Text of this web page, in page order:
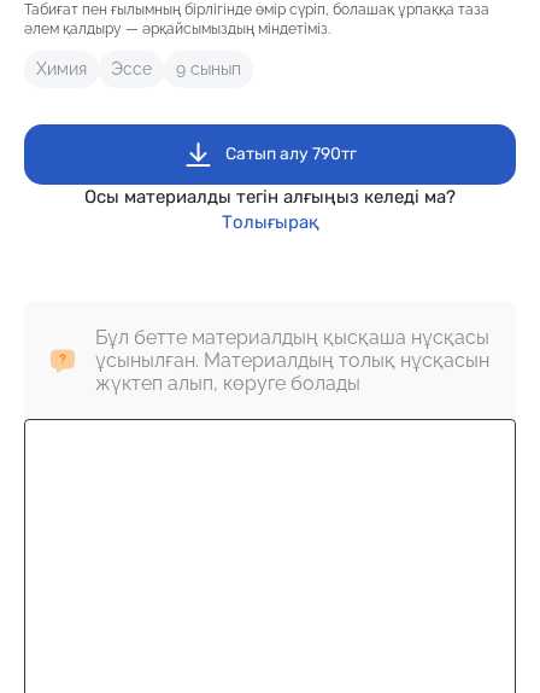
Табиғат пен ғылымның бірлігінде өмір сүріп, болашақ ұрпаққа таза
әлем қалдыру — әрқайсымыздың міндетіміз.
Химия Эссе 9 сынып
Сатып алу 790тг
Осы материалды тегін алғыңыз келеді ма?
Толығырақ
Бұл бетте материалдың қысқаша нұсқасы
ұсынылған. Материалдың толық нұсқасын
жүктеп алып, көруге болады